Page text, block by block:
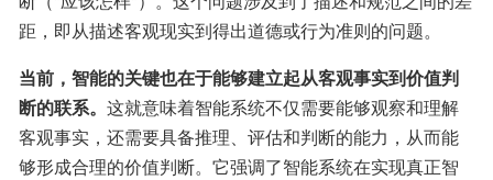
距，即从描述客观现实到得出道德或行为准则的问题。
当前，智能的关键也在于能够建立起从客观事实到价值判
断的联系。 这就意味着智能系统不仅需要能够观察和理解
客观事实，还需要具备推理、评估和判断的能力，从而能
够形成合理的价值判断。它强调了智能系统在实现真正智